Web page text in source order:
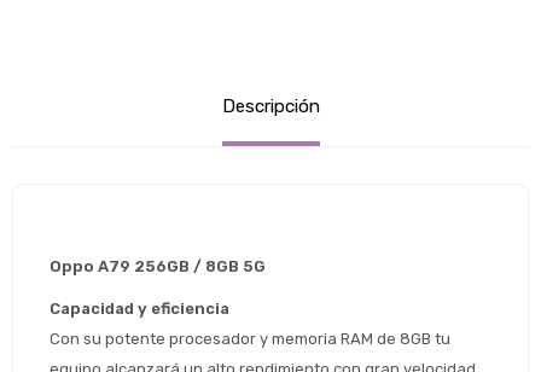
Descripción
Oppo A79 256GB / 8GB 5G
Capacidad y eficiencia
Con su potente procesador y memoria RAM de 8GB tu